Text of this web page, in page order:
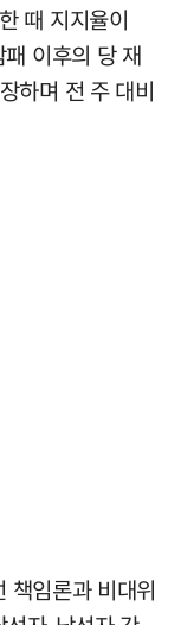
때 지지율이
이후의 당 재
하며 전 주 대비
임론과 비대위